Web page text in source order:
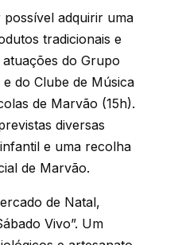
adquirir uma
tradicionais e
do Grupo
e do Clube de Música
de Marvão (15h).
diversas
e uma recolha
de Marvão.
de Natal,
Vivo”. Um